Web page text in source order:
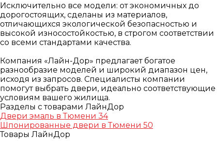
Исключительно все модели: от экономичных до
дорогостоящих, сделаны из материалов,
отличающихся экологической безопасностью и
высокой износостойкостью, в строгом соответствии
со всеми стандартами качества.
Компания «Лайн-Дор» предлагает богатое
разнообразие моделей и широкий диапазон цен,
исходя из запросов. Специалисты компании
помогут выбрать двери, идеально соответствующие
условиям вашего жилища.
Разделы с товарами ЛайнДор
Двери эмаль в Тюмени 34
Шпонированные двери в Тюмени 50
Товары ЛайнДор